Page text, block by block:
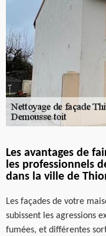
Les avantages de
les professionnels
dans la ville de
Les façades de votre
subissent les agressions
fumées, et différentes